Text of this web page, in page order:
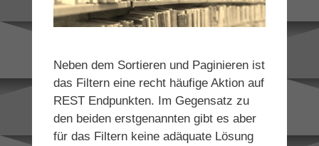
Neben dem Sortieren und Paginieren ist
das Filtern eine recht häufige Aktion auf
REST Endpunkten. Im Gegensatz zu
den beiden erstgenannten gibt es aber
für das Filtern keine adäquate Lösung